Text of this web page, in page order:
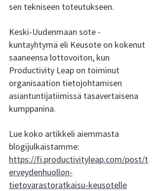
sen tekniseen toteutukseen.
Keski-Uudenmaan sote -
kuntayhtymä eli Keusote on kokenut
saaneensa lottovoiton, kun
Productivity Leap on toiminut
organisaation tietojohtamisen
asiantuntijatiimissä tasavertaisena
kumppanina.
Lue koko artikkeli aiemmasta
blogijulkaistamme:
https://fi.productivityleap.com/post/t
erveydenhuollon-
tietovarastoratkaisu-keusotelle